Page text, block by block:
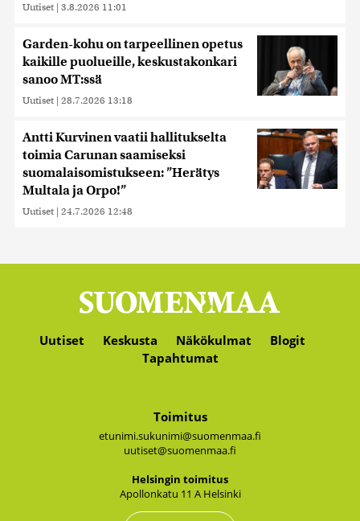
Uutiset | 3.8.2026 11:01
Garden-kohu on tarpeellinen opetus
kaikille puolueille, keskustakonkari
sanoo MT:ssä
Uutiset | 28.7.2026 13:18
Antti Kurvinen vaatii hallitukselta
toimia Carunan saamiseksi
suomalaisomistukseen: ”Herätys
Multala ja Orpo!”
Uutiset | 24.7.2026 12:48
Uutiset Keskusta Näkökulmat
Blogit
Tapahtumat
Toimitus
etunimi.sukunimi@suomenmaa.fi
uutiset@suomenmaa.fi
Hel­sin­gin toi­mi­tus
Apol­lon­ka­tu 11 A Hel­sin­ki